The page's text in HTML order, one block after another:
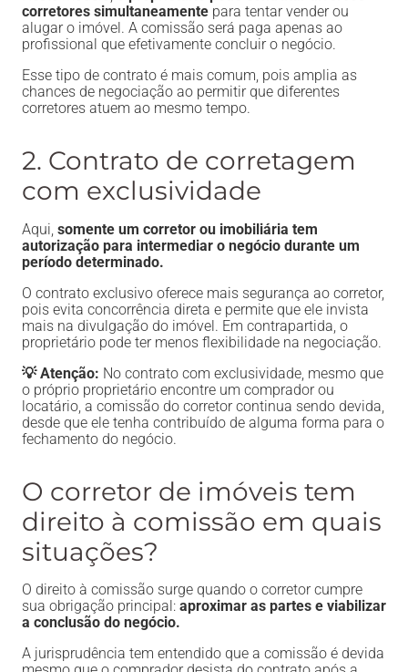
corretores simultaneamente para tentar vender ou
alugar o imóvel. A comissão será paga apenas ao
profissional que efetivamente concluir o negócio.
Esse tipo de contrato é mais comum, pois amplia as
chances de negociação ao permitir que diferentes
corretores atuem ao mesmo tempo.
2. Contrato de corretagem
com exclusividade
Aqui, somente um corretor ou imobiliária tem
autorização para intermediar o negócio durante um
período determinado.
O contrato exclusivo oferece mais segurança ao corretor,
pois evita concorrência direta e permite que ele invista
mais na divulgação do imóvel. Em contrapartida, o
proprietário pode ter menos flexibilidade na negociação.
💡 Atenção: No contrato com exclusividade, mesmo que
o próprio proprietário encontre um comprador ou
locatário, a comissão do corretor continua sendo devida,
desde que ele tenha contribuído de alguma forma para o
fechamento do negócio.
O corretor de imóveis tem
direito à comissão em quais
situações?
O direito à comissão surge quando o corretor cumpre
sua obrigação principal: aproximar as partes e viabilizar
a conclusão do negócio.
A jurisprudência tem entendido que a comissão é devida